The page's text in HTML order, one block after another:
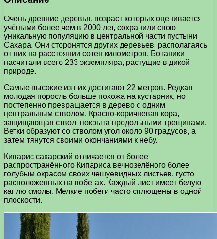
Очень древние деревья, возраст которых оценивается
учёными более чем в 2000 лет, сохранили свою
уникальную популяцию в центральной части пустыни
Сахара. Они сторонятся других деревьев, располагаясь
от них на расстоянии сотен километров. Ботаники
насчитали всего 233 экземпляра, растущие в дикой
природе.
Самые высокие из них достигают 22 метров. Редкая
молодая поросль больше похожа на кустарник, но
постепенно превращается в дерево с одним
центральным стволом. Красно-коричневая кора,
защищающая ствол, покрыта продольными трещинами.
Ветки образуют со стволом угол около 90 градусов, а
затем тянутся своими окончаниями к небу.
Кипарис сахарский отличается от более
распространённого Кипариса вечнозелёного более
голубым окрасом своих чешуевидных листьев, густо
расположенных на побегах. Каждый лист имеет белую
каплю смолы. Мелкие побеги часто сплющены в одной
плоскости.